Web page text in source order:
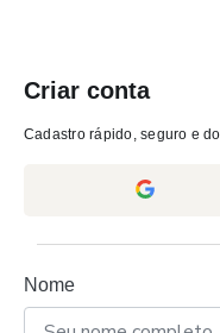
Criar conta
Cadastro rápido, seguro e
Nome